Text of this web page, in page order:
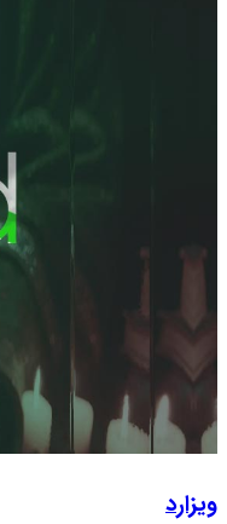
ویزارد